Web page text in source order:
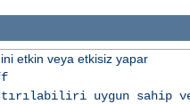
etkin veya etkisiz yapar
uygun sahip